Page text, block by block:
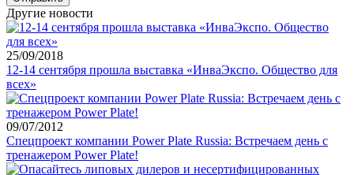
Другие новости
25/09/2018
12-14 сентября прошла выставка «ИнваЭкспо. Общество для
всех»
09/07/2012
Спецпроект компании Power Plate Russia: Встречаем день с
тренажером Power Plate!